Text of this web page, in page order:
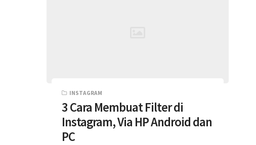
INSTAGRAM
3 Cara Membuat Filter di
Instagram, Via HP Android dan
PC